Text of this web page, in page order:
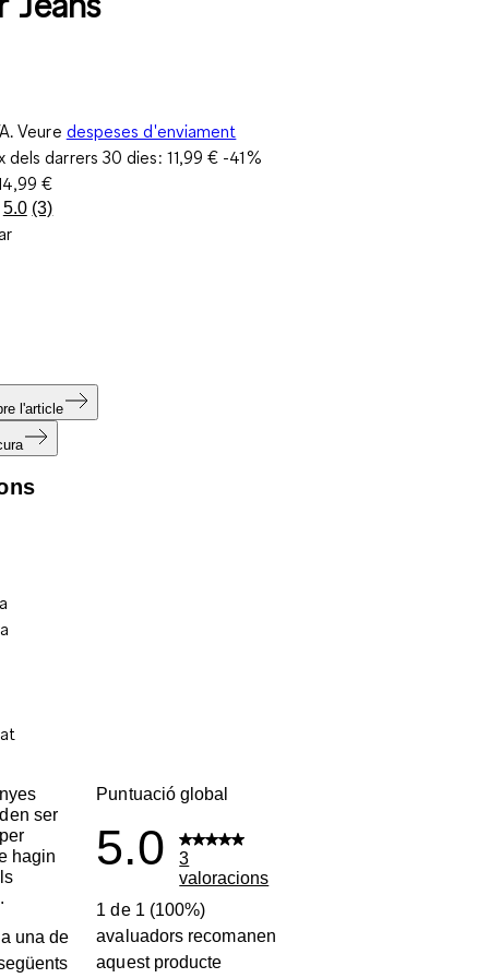
Veure despeses d'enviament
dels darrers 30 dies: 11,99 € -41%
€
5.0 Llegeix
(3)
l'article
ser
hagin
una de
Puntuació global
5.0
3
valoracions
1 de 1 (100%)
avaluadors recomanen
aquest producte